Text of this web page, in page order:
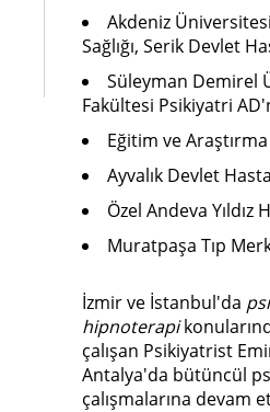
Akdeniz
Sağlığı, Serik Devlet
Süleyman Demirel
Fakültesi Psikiyatri
Eğitim ve
Ayvalık Devlet
Özel Andeva Yıldız
Muratpaşa Tıp
İzmir ve İstanbul'da
hipnoterapi
çalışan Psikiyatrist
Antalya'da bütüncül
çalışmalarına devam